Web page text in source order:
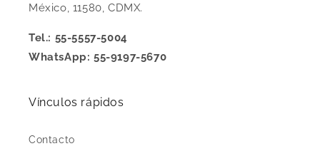
México, 11580, CDMX.
Tel.: 55-5557-5004
WhatsApp: 55-9197-5670
Vínculos rápidos
Contacto